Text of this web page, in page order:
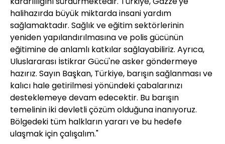
halihazırda büyük miktarda insani yardım
sağlamaktadır. Sağlık ve eğitim sektörlerinin
yeniden yapılandırılmasına ve polis gücünün
eğitimine de anlamlı katkılar sağlayabiliriz. Ayrıca,
Uluslararası İstikrar Gücü'ne asker göndermeye
hazırız. Sayın Başkan, Türkiye, barışın sağlanması ve
kalıcı hale getirilmesi yönündeki çabalarınızı
desteklemeye devam edecektir. Bu barışın
temelinin iki devletli çözüm olduğuna inanıyoruz.
Bölgedeki tüm halkların yararı ve bu hedefe
ulaşmak için çalışalım."